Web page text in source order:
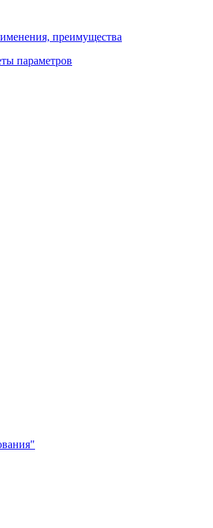
преимущества
параметров